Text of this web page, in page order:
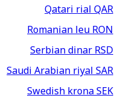
Qatari rialQAR
Romanian leuRON
Serbian dinarRSD
Saudi Arabian riyalSAR
Swedish kronaSEK